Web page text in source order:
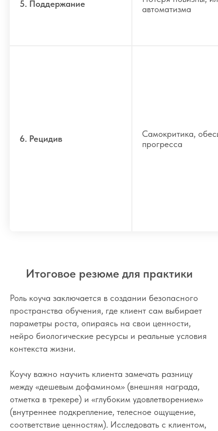
5. Поддержание
автоматизма
6. Рецидив
Самокритика,
прогресса
Итоговое резюме для практики
Роль коуча заключается в создании безопасного
пространства обучения, где клиент сам выбирает
параметры роста, опираясь на свои ценности,
нейро биологические ресурсы и реальные условия
контекста жизни.
Коучу важно научить клиента замечать разницу
между «дешевым дофамином» (внешняя награда,
отметка в трекере) и «глубоким удовлетворением»
(внутреннее подкрепление, телесное ощущение,
соответствие ценностям). Исследовать с клиентом,